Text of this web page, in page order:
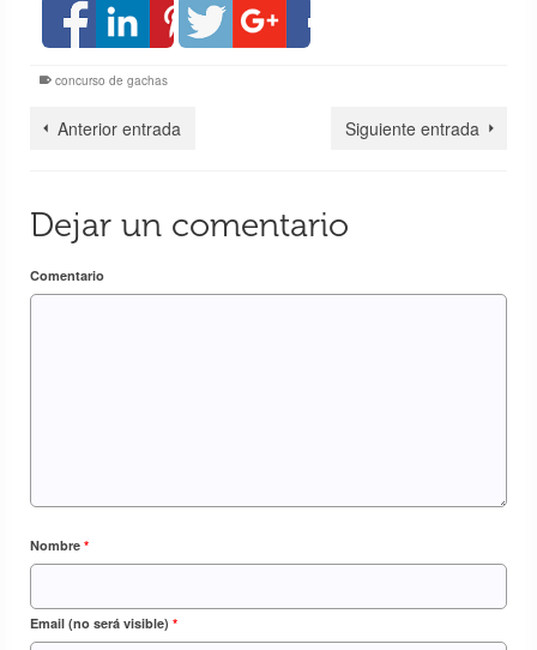
concurso de gachas
Anterior entrada Siguiente entrada
Dejar un comentario
Comentario
Nombre *
Email (no será visible) *